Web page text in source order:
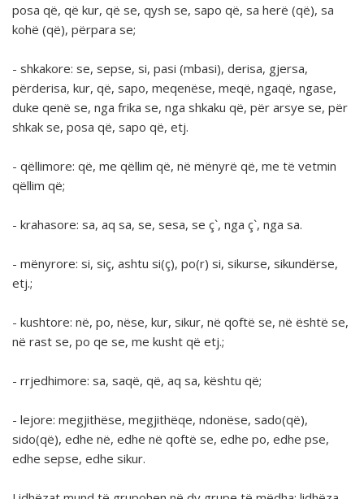
posa që, që kur, që se, qysh se, sapo që, sa herë (që), sa
kohë (që), përpara se;
- shkakore: se, sepse, si, pasi (mbasi), derisa, gjersa,
përderisa, kur, që, sapo, meqenëse, meqë, ngaqë, ngase,
duke qenë se, nga frika se, nga shkaku që, për arsye se, për
shkak se, posa që, sapo që, etj.
- qëllimore: që, me qëllim që, në mënyrë që, me të vetmin
qëllim që;
- krahasore: sa, aq sa, se, sesa, se ç`, nga ç`, nga sa.
- mënyrore: si, siç, ashtu si(ç), po(r) si, sikurse, sikundërse,
etj.;
- kushtore: në, po, nëse, kur, sikur, në qoftë se, në është se,
në rast se, po qe se, me kusht që etj.;
- rrjedhimore: sa, saqë, që, aq sa, kështu që;
- lejore: megjithëse, megjithëqe, ndonëse, sado(që),
sido(që), edhe në, edhe në qoftë se, edhe po, edhe pse,
edhe sepse, edhe sikur.